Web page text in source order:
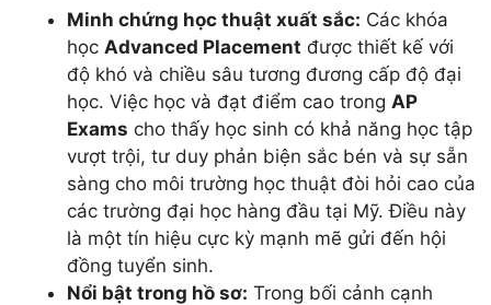
Minh chứng học thuật xuất sắc: Các khóa
học Advanced Placement được thiết kế với
độ khó và chiều sâu tương đương cấp độ đại
học. Việc học và đạt điểm cao trong AP
Exams cho thấy học sinh có khả năng học tập
vượt trội, tư duy phản biện sắc bén và sự sẵn
sàng cho môi trường học thuật đòi hỏi cao của
các trường đại học hàng đầu tại Mỹ. Điều này
là một tín hiệu cực kỳ mạnh mẽ gửi đến hội
đồng tuyển sinh.
Nổi bật trong hồ sơ: Trong bối cảnh cạnh